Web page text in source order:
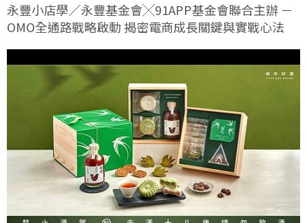
永豐小店學／永豐基金會╳91APP基金會聯合主辦 －
OMO全通路戰略啟動 揭密電商成長關鍵與實戰心法